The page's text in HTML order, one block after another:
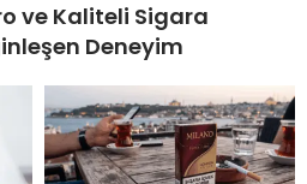
ve Kaliteli Sigara
Deneyim